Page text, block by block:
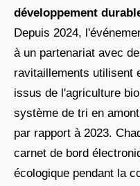
développement
Depuis 2024,
à un partenariat avec
ravitaillements utilisent
issus de l'agriculture
système de tri en
par rapport à 2023.
carnet de bord
écologique pendant la